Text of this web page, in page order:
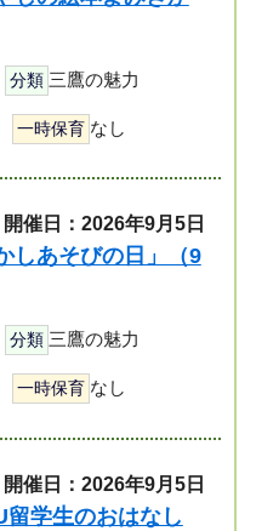
分類 三鷹の魅力
一時保育 なし
開催日：2026年9月5日
しあそびの日」（9
分類 三鷹の魅力
一時保育 なし
開催日：2026年9月5日
学生のおはなし